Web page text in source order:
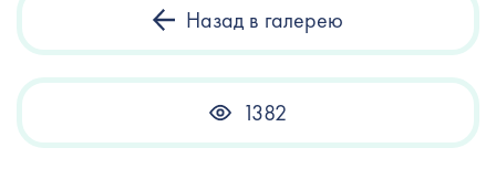
Назад в галерею
1382